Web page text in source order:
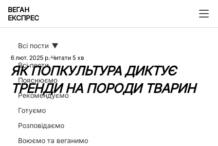
ВЕГАН
ЕКСПРЕС
Всі пости
Пояснюємо
Рекомендуємо
Готуємо
Розповідаємо
Воюємо та веганимо
Всі пости
ЯК ПОПКУЛЬТУРА ДИКТУЄ
ТРЕНДИ НА ПОРОДИ ТВАРИН
6 лют. 2025 р. Читати 5 хв